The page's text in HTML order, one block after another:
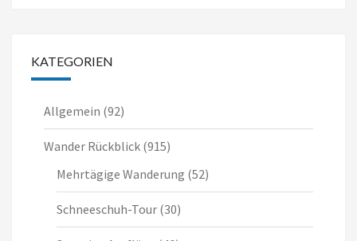
KATEGORIEN
Allgemein (92)
Wander Rückblick (915)
Mehrtägige Wanderung (52)
Schneeschuh-Tour (30)